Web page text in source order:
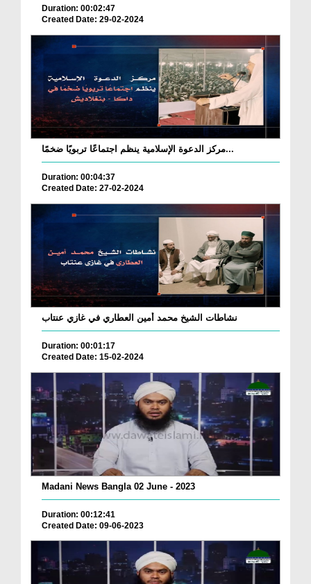
Duration: 00:02:47
Created Date: 29-02-2024
مركز الدعوة الإسلامية ينظم اجتماعًا تربويًا ضخمًا...
Duration: 00:04:37
Created Date: 27-02-2024
نشاطات الشيخ محمد أمين العطاري في غازي عنتاب
Duration: 00:01:17
Created Date: 15-02-2024
Madani News Bangla 02 June - 2023
Duration: 00:12:41
Created Date: 09-06-2023